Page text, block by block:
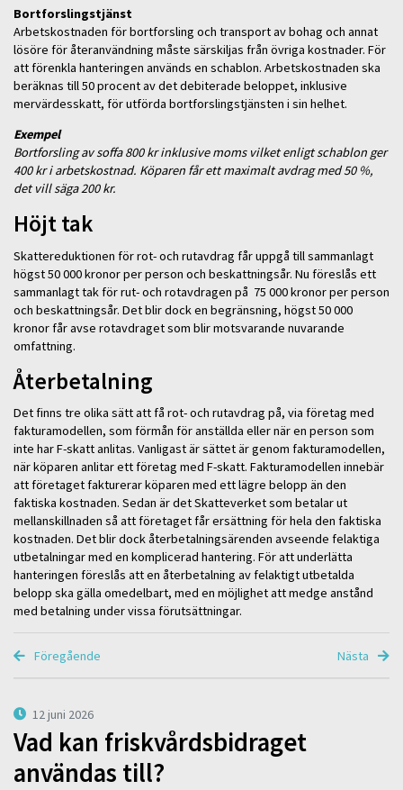
Bortforslingstjänst
Arbetskostnaden för bortforsling och transport av bohag och annat
lösöre för återanvändning måste särskiljas från övriga kostnader. För
att förenkla hanteringen används en schablon. Arbetskostnaden ska
beräknas till 50 procent av det debiterade beloppet, inklusive
mervärdesskatt, för utförda bortforslingstjänsten i sin helhet.
Exempel
Bortforsling av soffa 800 kr inklusive moms vilket enligt schablon ger
400 kr i arbetskostnad. Köparen får ett maximalt avdrag med 50 %,
det vill säga 200 kr.
Höjt tak
Skattereduktionen för rot- och rutavdrag får uppgå till sammanlagt
högst 50 000 kronor per person och beskattningsår. Nu föreslås ett
sammanlagt tak för rut- och rotavdragen på 75 000 kronor per person
och beskattningsår. Det blir dock en begränsning, högst 50 000
kronor får avse rotavdraget som blir motsvarande nuvarande
omfattning.
Återbetalning
Det finns tre olika sätt att få rot- och rutavdrag på, via företag med
fakturamodellen, som förmån för anställda eller när en person som
inte har F-skatt anlitas. Vanligast är sättet är genom fakturamodellen,
när köparen anlitar ett företag med F-skatt. Fakturamodellen innebär
att företaget fakturerar köparen med ett lägre belopp än den
faktiska kostnaden. Sedan är det Skatteverket som betalar ut
mellanskillnaden så att företaget får ersättning för hela den faktiska
kostnaden. Det blir dock återbetalningsärenden avseende felaktiga
utbetalningar med en komplicerad hantering. För att underlätta
hanteringen föreslås att en återbetalning av felaktigt utbetalda
belopp ska gälla omedelbart, med en möjlighet att medge anstånd
med betalning under vissa förutsättningar.
Föregående Nästa
12 juni 2026
Vad kan friskvårdsbidraget
användas till?